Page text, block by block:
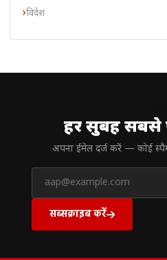
विदेश
हर सुबह सबसे
अपना ईमेल दर्ज करें — कोई
सब्सक्राइब करें